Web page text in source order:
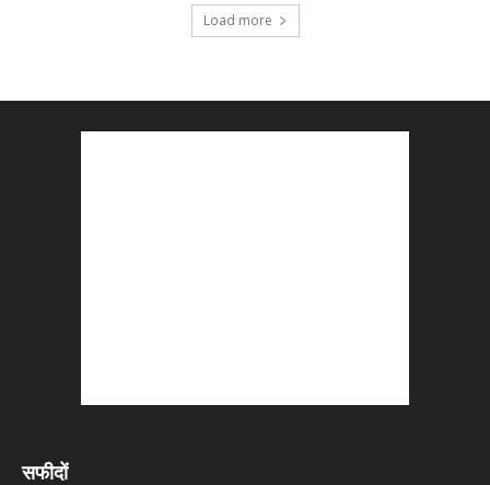
Load more
सफीदों